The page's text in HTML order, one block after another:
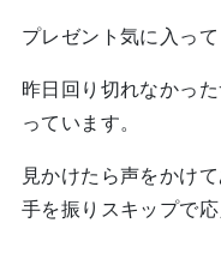
プレゼント気に入っ
昨日回り切れなかっ
っています。
見かけたら声をかけ
手を振りスキップで